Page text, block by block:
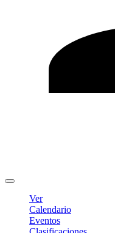
Ver
Calendario
Eventos